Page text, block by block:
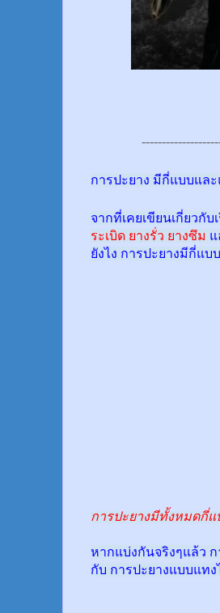
การปะยาง มีกี่แบบแล
จากที่เคยเขียนเกี่ยวกับ
ระเบิด ยางรั่ว ยางซึม
ยังไง การปะยางมีกี่แ
การปะยางมีทั้งหมดกี่แ
หากแบ่งกันจริงๆแล้ว
กับ การปะยางแบบแทง